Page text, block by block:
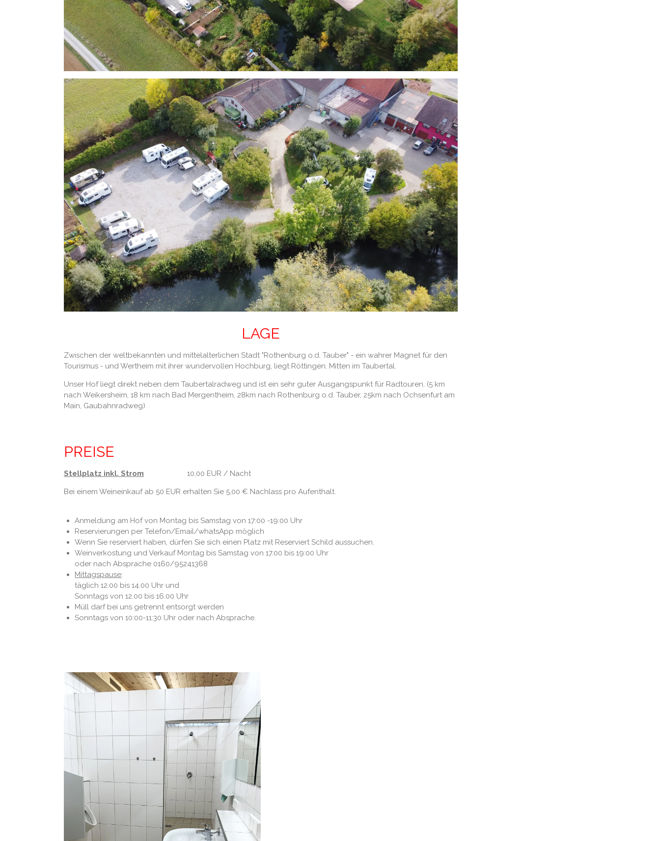
LAGE
Zwischen der weltbekannten und mittelalterlichen Stadt "Rothenburg o.d. Tauber" - ein wahrer Magnet für den
Tourismus - und Wertheim mit ihrer wundervollen Hochburg, liegt Röttingen. Mitten im Taubertal.
Unser Hof liegt direkt neben dem Taubertalradweg und ist ein sehr guter Ausgangspunkt für Radtouren. (5 km
nach Weikersheim, 18 km nach Bad Mergentheim, 28km nach Rothenburg o.d. Tauber, 25km nach Ochsenfurt am
Main, Gaubahnradweg)
PREISE
Stellplatz inkl. Strom 10,00 EUR / Nacht
Bei einem Weineinkauf ab 50 EUR erhalten Sie 5,00 € Nachlass pro Aufenthalt.
Anmeldung am Hof von Montag bis Samstag von 17:00 -19:00 Uhr
Reservierungen per Telefon/Email/whatsApp möglich
Wenn Sie reserviert haben, dürfen Sie sich einen Platz mit Reserviert Schild aussuchen.
Weinverkostung und VerkaufMontag bis Samstag von 17.00 bis 19:00 Uhr
oder nach Absprache 0160/95241368
Mittagspause:
täglich 12.00 bis 14.00 Uhr und
Sonntags von 12.00 bis 16.00 Uhr
Müll darf bei uns getrennt entsorgt werden
Sonntags von 10:00-11:30 Uhr oder nach Absprache.